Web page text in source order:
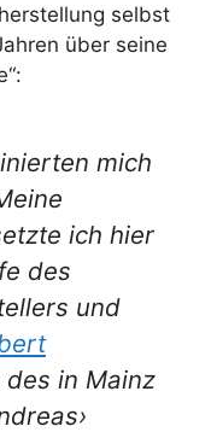
selbst
über seine
mich
ich hier
des
und
in Mainz